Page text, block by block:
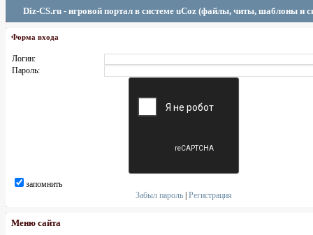
Diz-CS.ru - игровой портал в системе uCoz (файлы, читы, шаблоны и
Форма входа
Логин:
Пароль:
запомнить
Забыл пароль |Регистрация
Меню сайта